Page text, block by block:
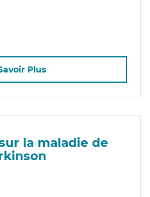
Plus
la maladie de